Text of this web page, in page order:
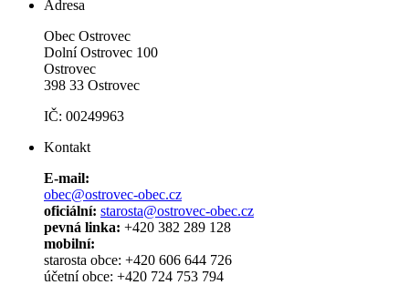
Adresa
Obec Ostrovec
Dolní Ostrovec 100
Ostrovec
398 33 Ostrovec
IČ: 00249963
Kontakt
E-mail:
obec@ostrovec-obec.cz
oficiální: starosta@ostrovec-obec.cz
pevná linka: +420 382 289 128
mobilní:
starosta obce: +420 606 644 726
účetní obce: +420 724 753 794